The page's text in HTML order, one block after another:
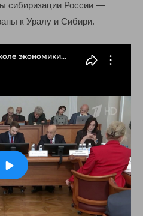
сибиризации России —
к Уралу и Сибири.